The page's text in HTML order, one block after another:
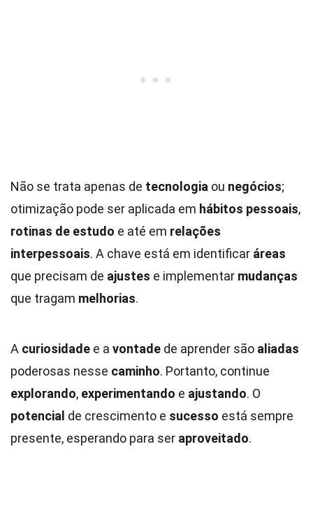
Não se trata apenas de tecnologia ou negócios;
otimização pode ser aplicada em hábitos pessoais,
rotinas de estudo e até em relações
interpessoais. A chave está em identificar áreas
que precisam de ajustes e implementar mudanças
que tragam melhorias.
A curiosidade e a vontade de aprender são aliadas
poderosas nesse caminho. Portanto, continue
explorando, experimentando e ajustando. O
potencial de crescimento e sucesso está sempre
presente, esperando para ser aproveitado.